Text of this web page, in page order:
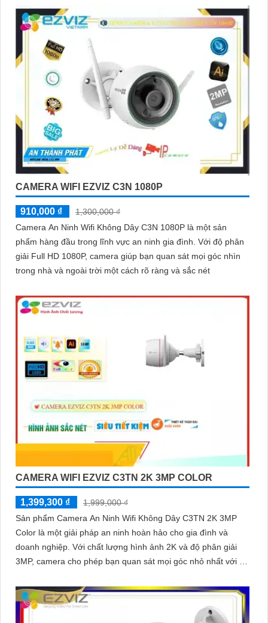
Hy vọng mẫu tư giới thiệu trên sẽ giúp bạn trong việc quảng bá
sản phẩm Camera Wifi Ezviz. Nếu có bất kỳ ý kiến hoặc cần sự
chỉnh sửa nào, bạn đừng ngần ngại để lại lời nhắn. Chúc bạn
thành công!
CAMERA WIFI EZVIZ C3N 1080P
910,000 ₫
1,300,000 ₫
Camera An Ninh Wifi Không Dây C3N 1080P là một sản
phẩm hàng đầu trong lĩnh vực an ninh gia đình. Với độ phân
giải Full HD 1080P, camera giúp bạn quan sát mọi góc nhìn
trong nhà và ngoài trời một cách rõ ràng và sắc nét
CAMERA WIFI EZVIZ C3TN 2K 3MP COLOR
1,399,300 ₫
1,999,000 ₫
Sản phẩm Camera An Ninh Wifi Không Dây C3TN 2K 3MP
Color là một giải pháp an ninh hoàn hảo cho gia đình và
doanh nghiệp. Với chất lượng hình ảnh 2K và độ phân giải
3MP, camera cho phép bạn quan sát mọi góc nhỏ nhất với rõ